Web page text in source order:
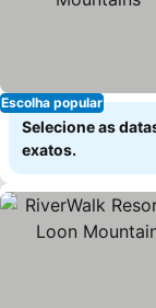
Escolha popular
Selecione as
exatos.